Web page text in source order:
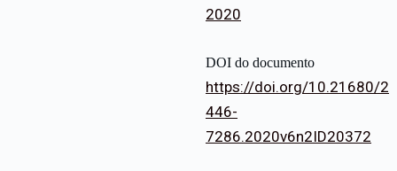
2020
DOI do documento
https://doi.org/10.21680/2
446-
7286.2020v6n2ID20372